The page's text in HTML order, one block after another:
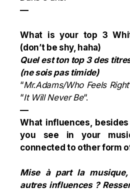
—
What is your top 3
(don’t be shy, haha)
Quel est ton top 3 des
(ne sois pas timide)
“Mr.Adams/Who Feels Right
“It Will Never Be“.
—
What influences,
you see in your
connected to other form
Mise à part la
autres influences ?